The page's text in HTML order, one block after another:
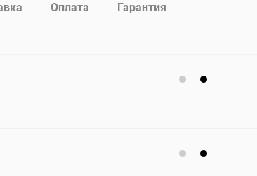
Оплата Гарантия